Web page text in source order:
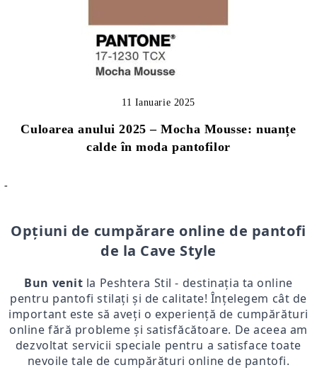
Culoarea anului 2025 – Mocha Mousse: nuanțe
calde în moda pantofilor
11 Ianuarie 2025
-
Opțiuni de cumpărare online de pantofi
de la Cave Style
Bun venit la Peshtera Stil - destinația ta online
pentru pantofi stilați și de calitate! Înțelegem cât de
important este să aveți o experiență de cumpărături
online fără probleme și satisfăcătoare. De aceea am
dezvoltat servicii speciale pentru a satisface toate
nevoile tale de cumpărături online de pantofi.